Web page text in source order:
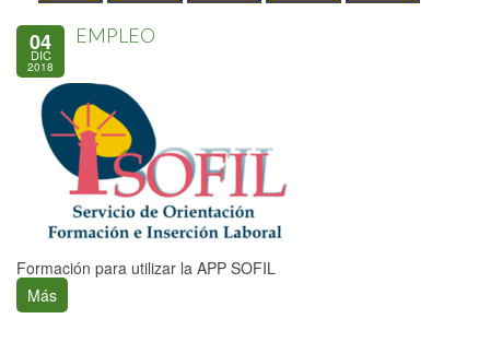
04
DIC
2018
EMPLEO
Formación para utilizar la APP SOFIL
Más